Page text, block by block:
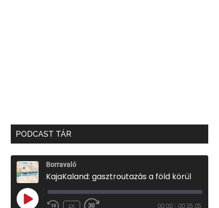
PODCAST TÁR
Borravaló
KajaKaland: gasztroutazás a föld körül
PLAY
1X 00:00 / 00:35:05